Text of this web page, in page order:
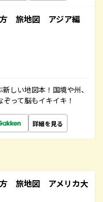
方 旅地図 アジア編
しい地図本！国境や州、
って脳もイキイキ！
詳細を見る
方 旅地図 アメリカ大